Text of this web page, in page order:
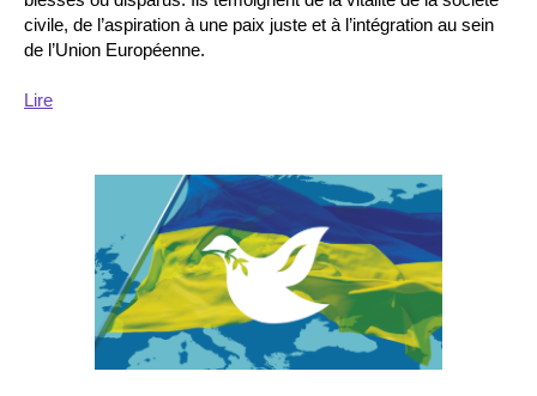
civile, de l’aspiration à une paix juste et à l’intégration au sein
de l’Union Européenne.
Lire